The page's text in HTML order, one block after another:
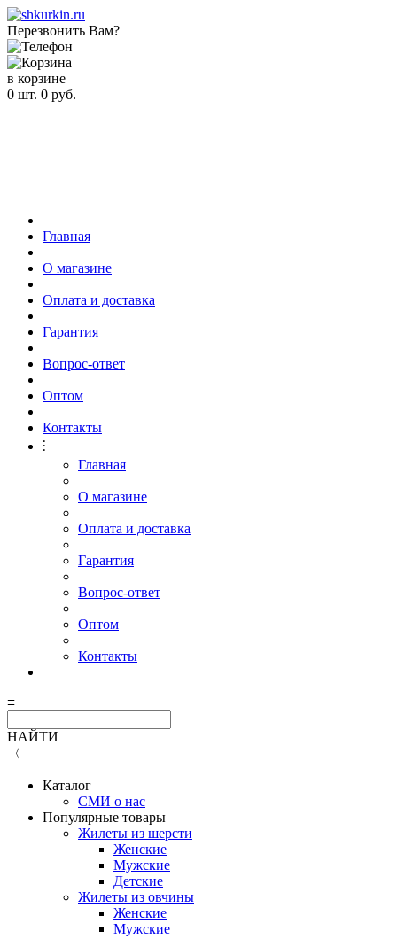
Перезвонить Вам?
в корзине
0 шт. 0 руб.
Главная
О магазине
Оплата и доставка
Гарантия
Вопрос-ответ
Оптом
Контакты
⫶
Главная
О магазине
Оплата и доставка
Гарантия
Вопрос-ответ
Оптом
Контакты
≡
НАЙТИ
〈
Каталог
СМИ о нас
Популярные товары
Жилеты из шерсти
Женские
Мужские
Детские
Жилеты из овчины
Женские
Мужские